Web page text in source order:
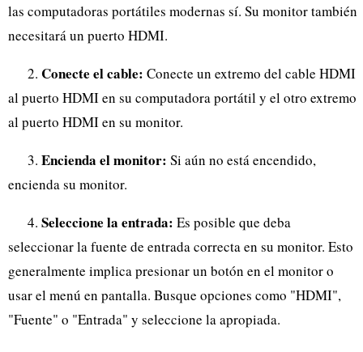
las computadoras portátiles modernas sí. Su monitor también
necesitará un puerto HDMI.
2. Conecte el cable: Conecte un extremo del cable HDMI
al puerto HDMI en su computadora portátil y el otro extremo
al puerto HDMI en su monitor.
3. Encienda el monitor: Si aún no está encendido,
encienda su monitor.
4. Seleccione la entrada: Es posible que deba
seleccionar la fuente de entrada correcta en su monitor. Esto
generalmente implica presionar un botón en el monitor o
usar el menú en pantalla. Busque opciones como "HDMI",
"Fuente" o "Entrada" y seleccione la apropiada.